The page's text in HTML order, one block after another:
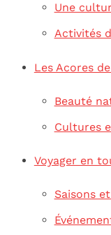
Une
Activités
Les Acores
Beauté
Cultures
Voyager en
Saisons